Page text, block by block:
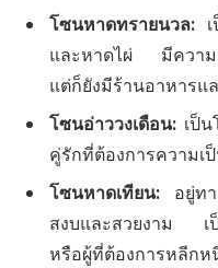
โซนหาดทรายนวล:
และหาดไผ่ มีความ
แต่ก็ยังมีร้านอาหารแ
โซนอ่าววงเดือน: เป็
คู่รักที่ต้องการความเ
โซนหาดเทียน: อยู่ท
สงบและสวยงาม เ
หรือผู้ที่ต้องการหลีกห